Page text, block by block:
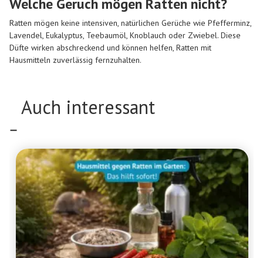
Welche Geruch mögen Ratten nicht?
Ratten mögen keine intensiven, natürlichen Gerüche wie Pfefferminz,
Lavendel, Eukalyptus, Teebaumöl, Knoblauch oder Zwiebel. Diese
Düfte wirken abschreckend und können helfen, Ratten mit
Hausmitteln zuverlässig fernzuhalten.
Auch interessant